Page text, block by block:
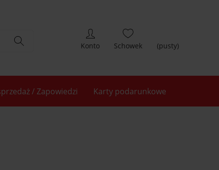
(pusty)
/ Zapowiedzi Karty podarunkowe